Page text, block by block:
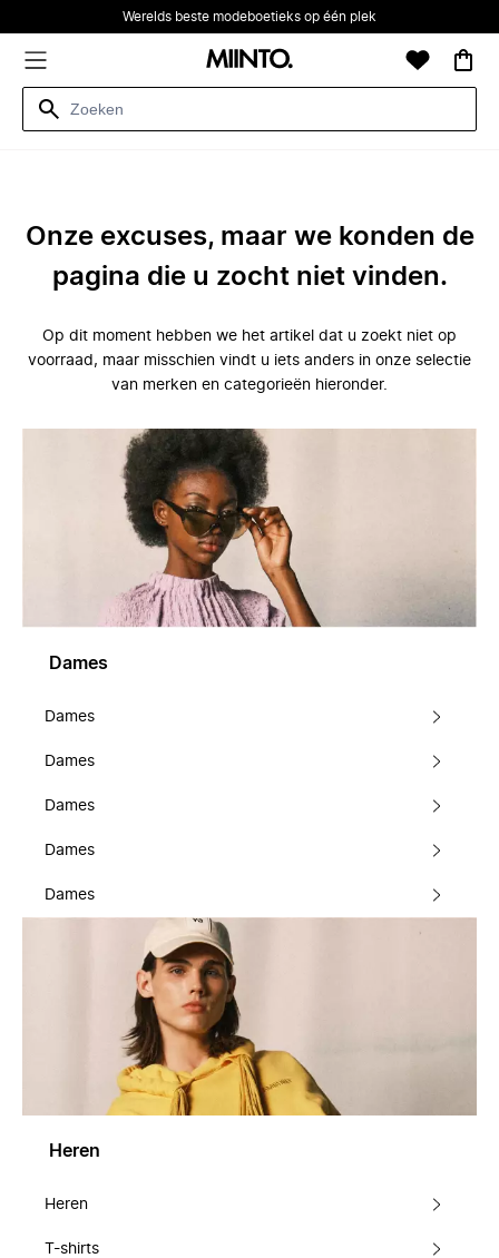
Werelds beste modeboetieks op één plek
Onze excuses, maar we konden de
pagina die u zocht niet vinden.
Op dit moment hebben we het artikel dat u zoekt niet op
voorraad, maar misschien vindt u iets anders in onze selectie
van merken en categorieën hieronder.
Dames
Dames
Dames
Dames
Dames
Dames
Heren
Heren
T-shirts